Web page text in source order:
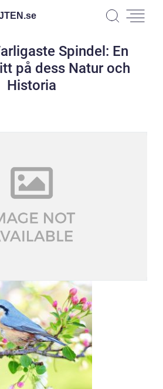
se
Spindel: En
på dess Natur och
Historia